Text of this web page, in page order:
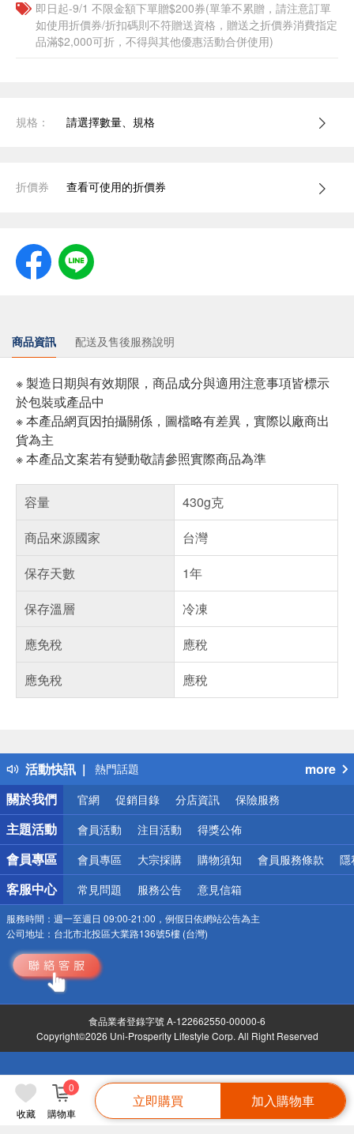
即日起-9/1 不限金額下單贈$200券(單筆不累贈，請注意訂單
如使用折價券/折扣碼則不符贈送資格，贈送之折價券消費指定
品滿$2,000可折，不得與其他優惠活動合併使用)
收藏 購物車
0
立即購買 加入購物車
規格： 請選擇數量、規格
折價券 查看可使用的折價券
商品資訊 配送及售後服務說明
※ 製造日期與有效期限，商品成分與適用注意事項皆標示
於包裝或產品中
※ 本產品網頁因拍攝關係，圖檔略有差異，實際以廠商出
貨為主
※ 本產品文案若有變動敬請參照實際商品為準
容量
430g克
商品來源國家
台灣
保存天數
1年
保存溫層
冷凍
應免稅
應稅
應免稅
應稅
活動快訊
得獎公告
熱門話題
銀行優惠
偏遠地區配送
詐騙網頁！請小心！
more
關於我們
官網 促銷目錄 分店資訊 保險服務
主題活動 會員活動 注目活動 得獎公佈
會員專區 會員專區 大宗採購 購物須知 會員服務條款 隱
客服中心 常見問題 服務公告 意見信箱
服務時間： 週一至週日 09:00-21:00，例假日依網站公告為主
公司地址： 台北市北投區大業路136號5樓 (台灣)
食品業者登錄字號 A-122662550-00000-6
Copyright©2026 Uni-Prosperity Lifestyle Corp. All Right Reserved